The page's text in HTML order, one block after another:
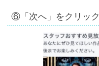
⑥「次へ」をクリック